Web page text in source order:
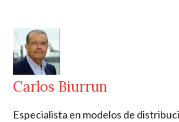
Carlos Biurrun
Especialista en modelos de